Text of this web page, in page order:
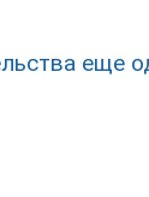
еще